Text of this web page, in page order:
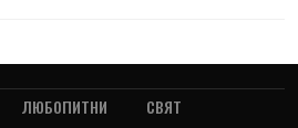
ЛЮБОПИТНИ
СВЯТ